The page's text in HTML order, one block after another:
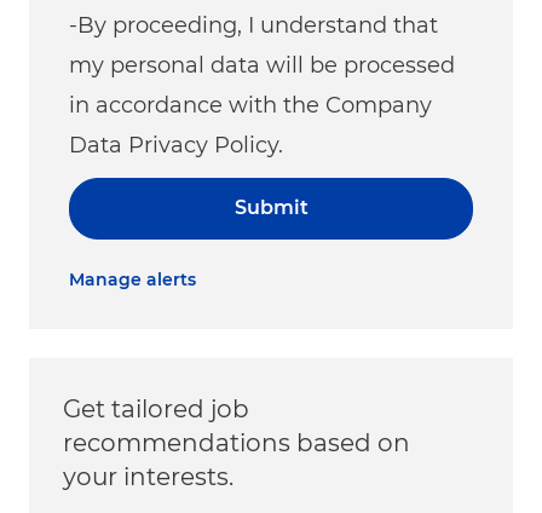
-By proceeding, I understand that
my personal data will be processed
in accordance with the Company
Data Privacy Policy.
Submit
Manage alerts
Get tailored job
recommendations based on
your interests.